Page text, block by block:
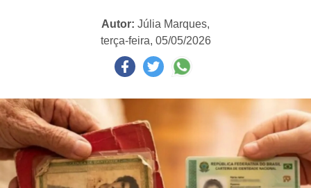
Autor: Júlia Marques,
terça-feira, 05/05/2026